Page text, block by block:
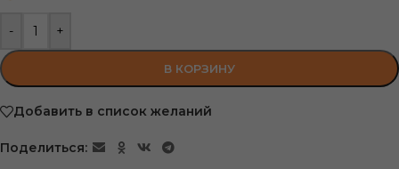
- +
В КОРЗИНУ
Добавить в список желаний
Поделиться: